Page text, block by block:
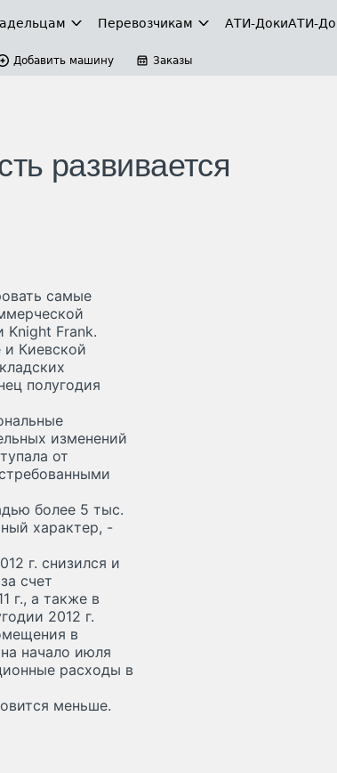
Перевозчикам АТИ-ДокиАТИ-
Добавить машину Заказы
развивается
самые
Frank.
и Киевской
полугодия
изменений
от
более 5 тыс.
характер, -
г. снизился и
счет
г., а также в
2012 г.
в
начало июля
расходы в
меньше.